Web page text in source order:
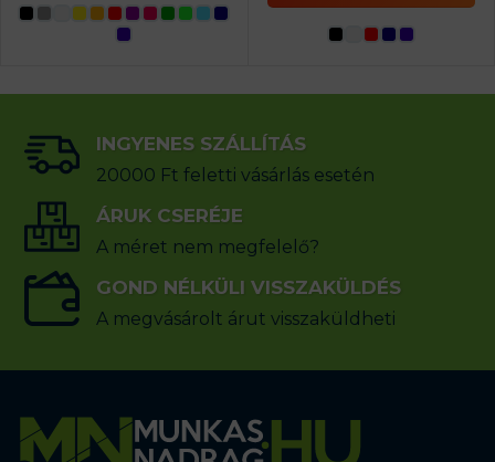
INGYENES SZÁLLÍTÁS
20000 Ft feletti vásárlás esetén
ÁRUK CSERÉJE
A méret nem megfelelő?
GOND NÉLKÜLI VISSZAKÜLDÉS
A megvásárolt árut visszaküldheti